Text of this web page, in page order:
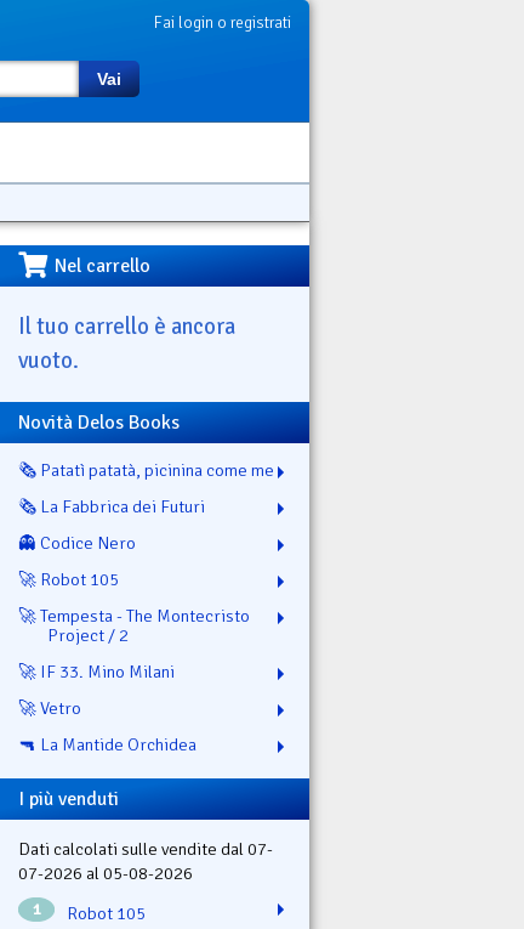
Fai login o registrati
Vai
Nel carrello
Il tuo carrello è ancora
vuoto.
Novità Delos Books
🗞️ Patatì patatà, picinina come me
🗞️ La Fabbrica dei Futuri
👻 Codice Nero
🚀 Robot 105
🚀 Tempesta - The Montecristo
Project / 2
🚀 IF 33. Mino Milani
🚀 Vetro
🔫 La Mantide Orchidea
I più venduti
Dati calcolati sulle vendite dal 07-
07-2026 al 05-08-2026
1 Robot 105